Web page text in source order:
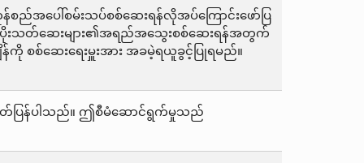
အပေါ်စမ်းသပ်စစ်ဆေးရန်လိုအပ်ကြောင်းဖော်ပြ
ပိုးသတ်ဆေးများ၏အရည်အသွေးစစ်ဆေးရန်အတွက်
ဆေးရေးမှူးအား အခမဲ့ရယူခွင့်ပြုရမည်။
ထုတ်ပြန်ပါသည်။ ဤစီမံဆောင်ရွက်မှုသည်